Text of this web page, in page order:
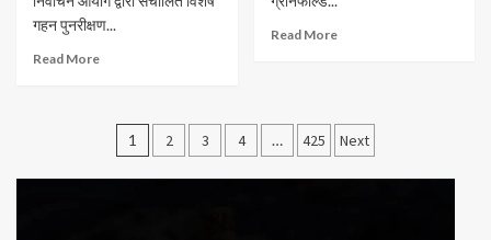
गहन पुनरीक्षण...
Read More
Read More
Posts
pagination
1 2 3 4 … 425 Next